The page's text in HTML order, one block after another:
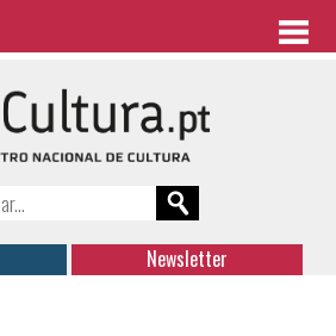
Newsletter